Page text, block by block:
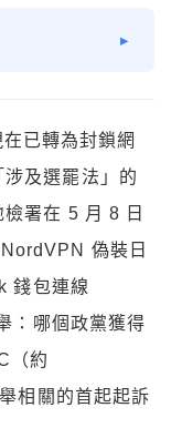
已轉為封鎖網
及選罷法」的
署在 5 月 8 日
偽裝日
錢包連線
：哪個政黨獲得
（約
相關的首起起訴